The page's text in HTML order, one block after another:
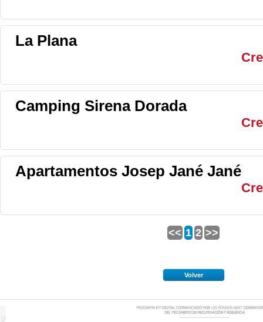
La Plana
Camping Sirena Dorada
Apartamentos Josep Jané Jané
<< 1 2 >>
Volver